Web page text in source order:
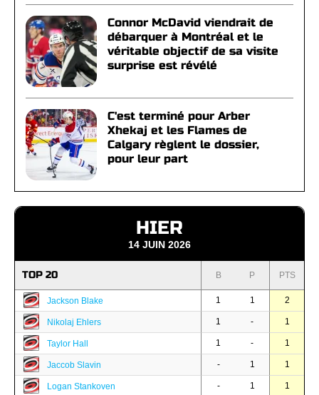
Connor McDavid viendrait de
débarquer à Montréal et le
véritable objectif de sa visite
surprise est révélé
C'est terminé pour Arber
Xhekaj et les Flames de
Calgary règlent le dossier,
pour leur part
HIER
14 JUIN 2026
TOP 20 B P PTS
Jackson Blake 1 1 2
Nikolaj Ehlers 1 - 1
Taylor Hall 1 - 1
Jaccob Slavin - 1 1
Logan Stankoven - 1 1